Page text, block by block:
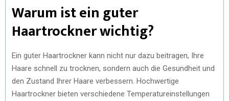
Warum ist ein guter
Haartrockner wichtig?
Ein guter Haartrockner kann nicht nur dazu beitragen, Ihre
Haare schnell zu trocknen, sondern auch die Gesundheit und
den Zustand Ihrer Haare verbessern. Hochwertige
Haartrockner bieten verschiedene Temperatureinstellungen